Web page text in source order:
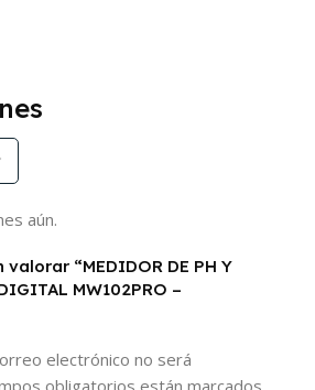
aún.
“MEDIDOR DE PH Y
MW102PRO –
electrónico no será
obligatorios están marcados